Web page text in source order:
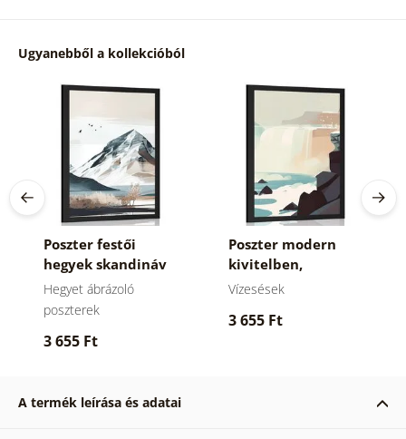
Ugyanebből a kollekcióból
Poszter festői
hegyek skandináv
stílusban.
Hegyet ábrázoló
poszterek
3 655 Ft
Poszter modern
kivitelben,
vízeséssel.
Vízesések
3 655 Ft
A termék leírása és adatai